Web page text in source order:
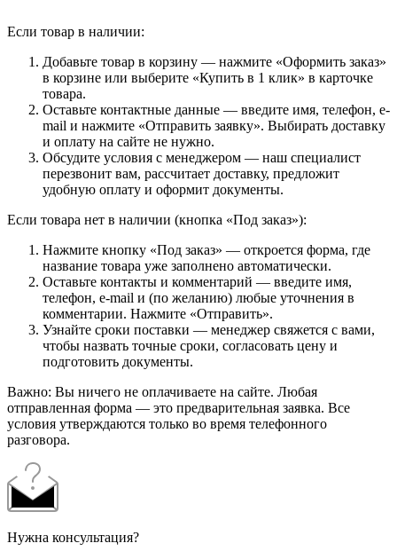
Если товар в наличии:
Добавьте товар в корзину — нажмите «Оформить заказ»
в корзине или выберите «Купить в 1 клик» в карточке
товара.
Оставьте контактные данные — введите имя, телефон, e-
mail и нажмите «Отправить заявку». Выбирать доставку
и оплату на сайте не нужно.
Обсудите условия с менеджером — наш специалист
перезвонит вам, рассчитает доставку, предложит
удобную оплату и оформит документы.
Если товара нет в наличии (кнопка «Под заказ»):
Нажмите кнопку «Под заказ» — откроется форма, где
название товара уже заполнено автоматически.
Оставьте контакты и комментарий — введите имя,
телефон, e-mail и (по желанию) любые уточнения в
комментарии. Нажмите «Отправить».
Узнайте сроки поставки — менеджер свяжется с вами,
чтобы назвать точные сроки, согласовать цену и
подготовить документы.
Важно: Вы ничего не оплачиваете на сайте. Любая
отправленная форма — это предварительная заявка. Все
условия утверждаются только во время телефонного
разговора.
Нужна консультация?